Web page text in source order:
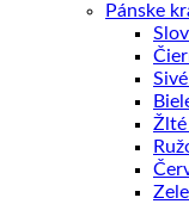
Pánske
Žlté